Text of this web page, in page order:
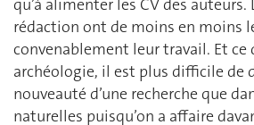
rédaction ont de moins en moins
convenablement leur travail. Et ce
archéologie, il est plus difficile de
nouveauté d’une recherche que
naturelles puisqu’on a affaire